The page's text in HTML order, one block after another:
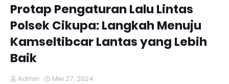
Protap Pengaturan Lalu Lintas
Polsek Cikupa: Langkah Menuju
Kamseltibcar Lantas yang Lebih
Baik
Admin Mei 27, 2024